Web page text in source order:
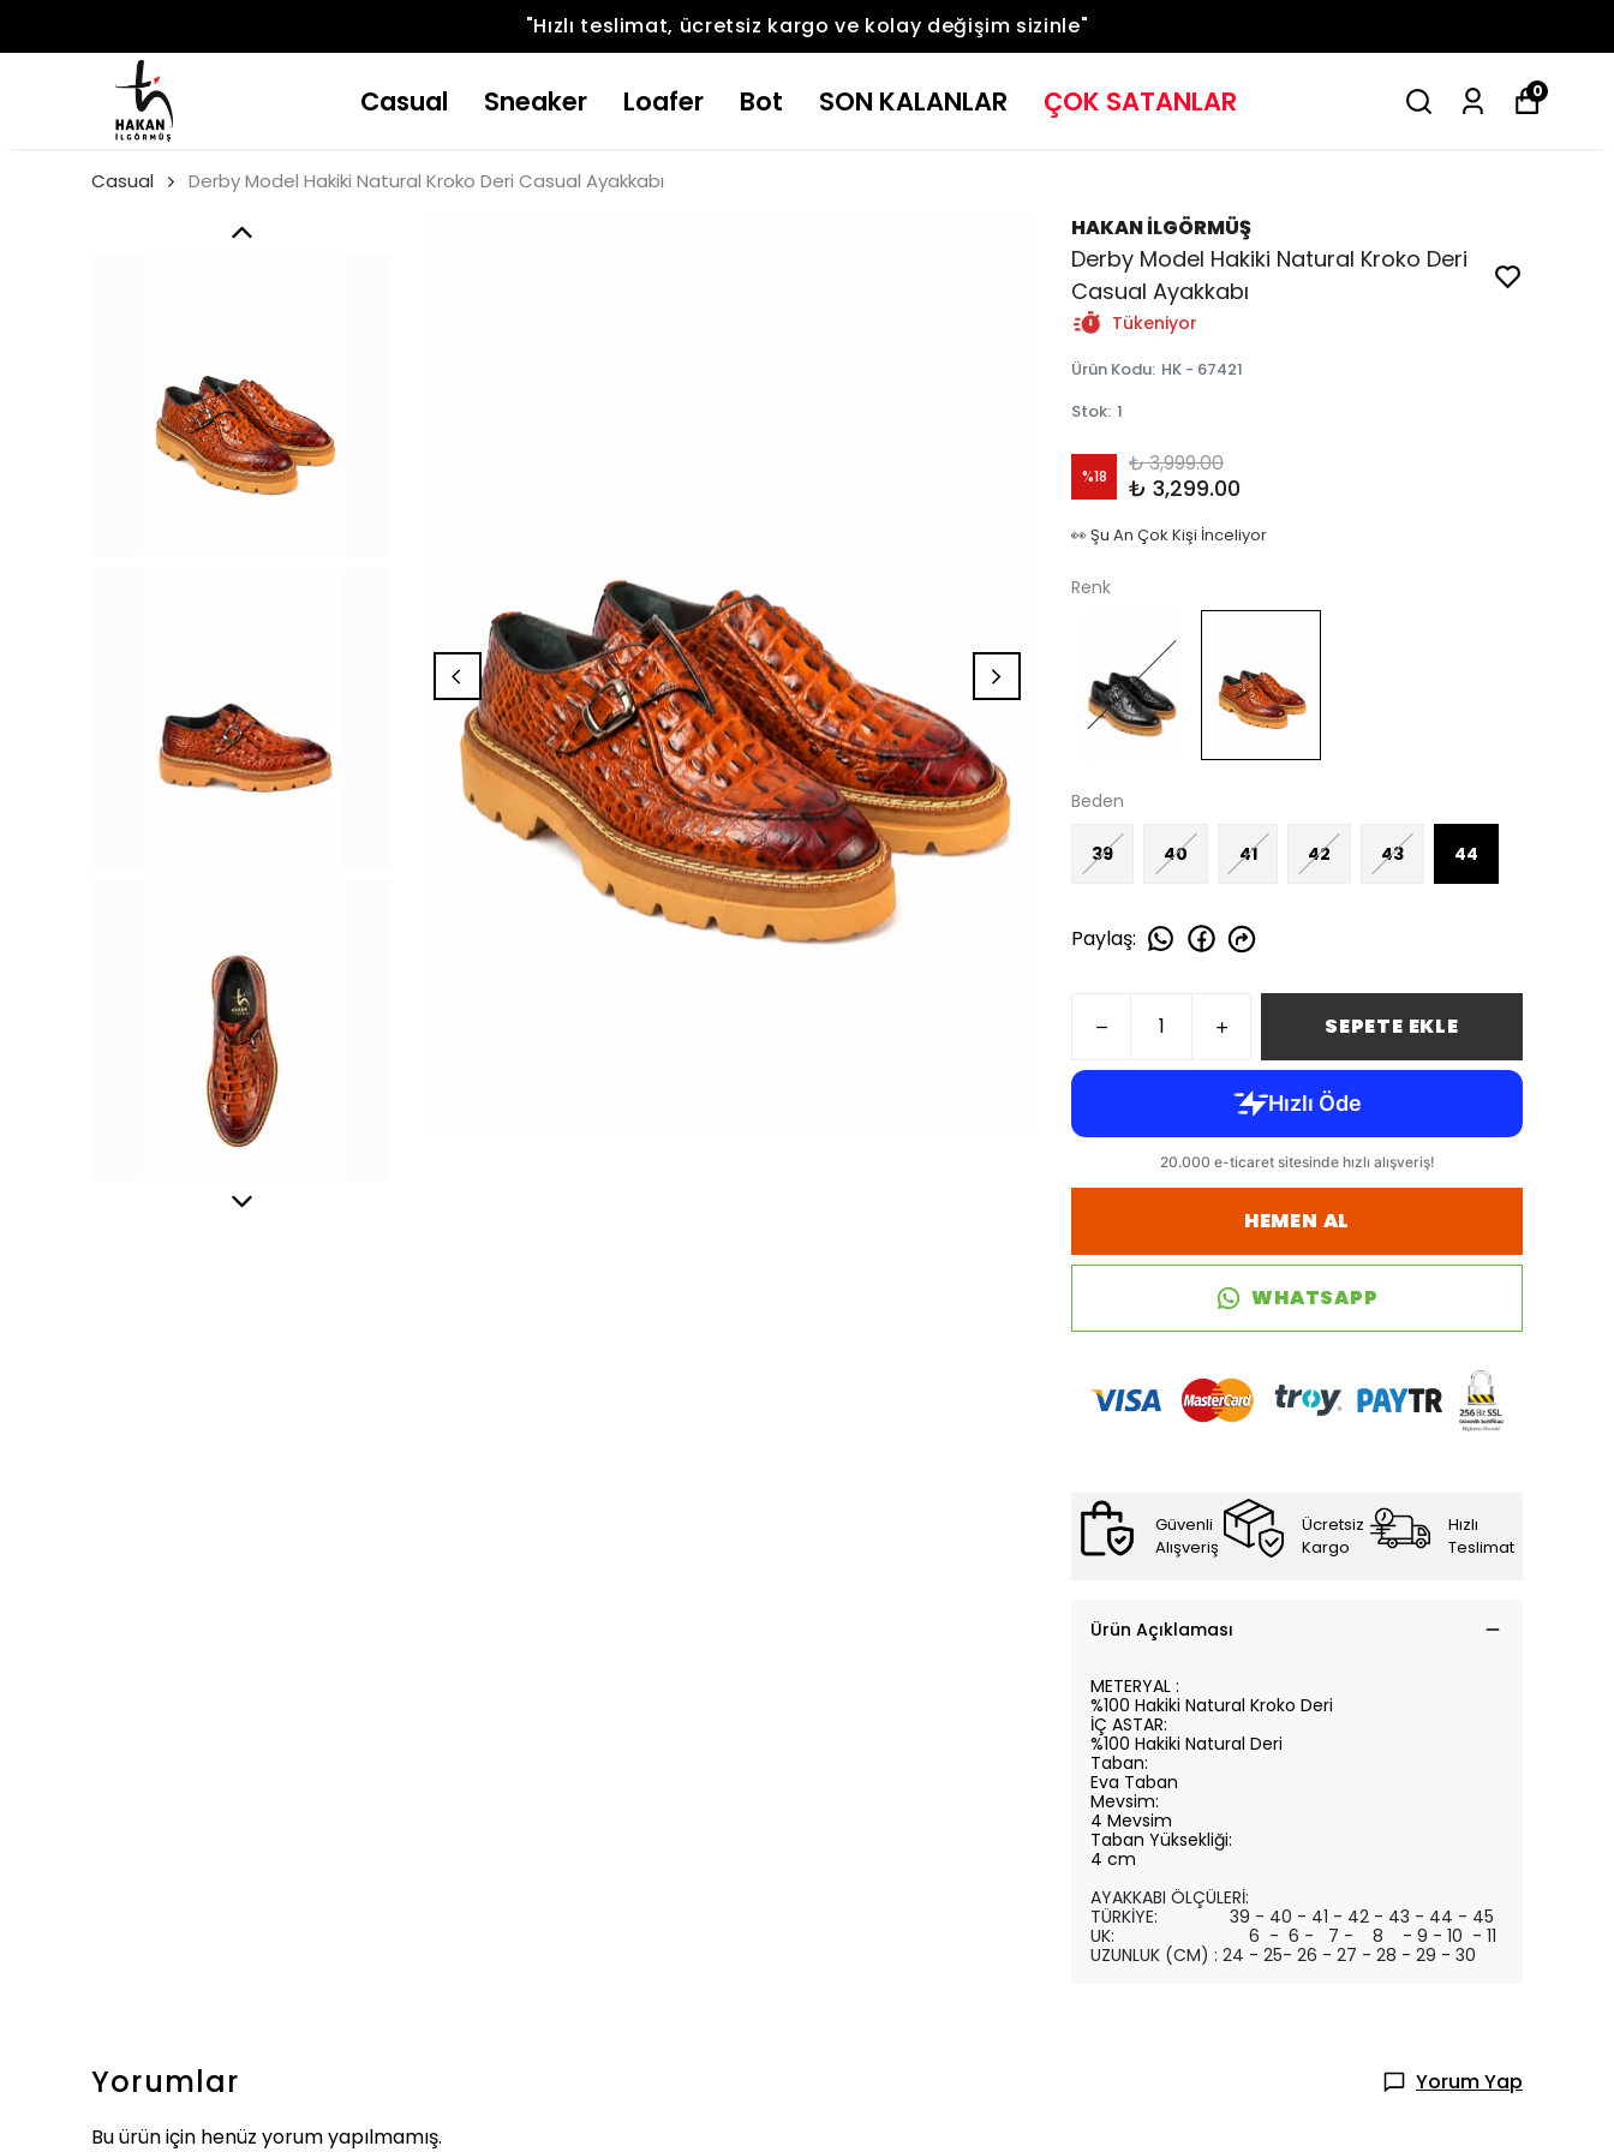
"Hızlı teslimat, ücretsiz kargo ve kolay değişim sizinle"
Casual Sneaker Loafer Bot SON KALANLAR ÇOK SATANLAR 0
Casual Derby Model Hakiki Natural Kroko Deri Casual Ayakkabı
HAKAN İLGÖRMÜŞ
Derby Model Hakiki Natural Kroko Deri
Casual Ayakkabı
Tükeniyor
Ürün Kodu: HK - 67421
Stok: 1
%18 ₺ 3,999.00
₺ 3,299.00
👀 Şu An Çok Kişi İnceliyor
Renk
Beden
39 40 41 42 43 44
Paylaş:
SEPETE EKLE
HEMEN AL
WHATSAPP
Güvenli
Alışveriş
Ücretsiz
Kargo
Hızlı
Teslimat
Ürün Açıklaması
METERYAL :
%100 Hakiki Natural Kroko Deri
İÇ ASTAR:
%100 Hakiki Natural Deri
Taban:
Eva Taban
Mevsim:
4 Mevsim
Taban Yüksekliği:
4 cm
AYAKKABI ÖLÇÜLERİ:
TÜRKİYE: 39 - 40 - 41 - 42 - 43 - 44 - 45
UK: 6 - 6 - 7 - 8 - 9 - 10 - 11
UZUNLUK (CM) : 24 - 25- 26 - 27 - 28 - 29 - 30
Yorumlar
Yorum Yap
Bu ürün için henüz yorum yapılmamış.